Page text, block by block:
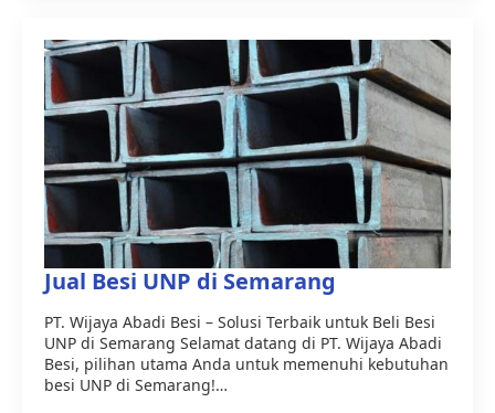
Jual Besi UNP di Semarang
PT. Wijaya Abadi Besi – Solusi Terbaik untuk Beli Besi
UNP di Semarang Selamat datang di PT. Wijaya Abadi
Besi, pilihan utama Anda untuk memenuhi kebutuhan
besi UNP di Semarang!…